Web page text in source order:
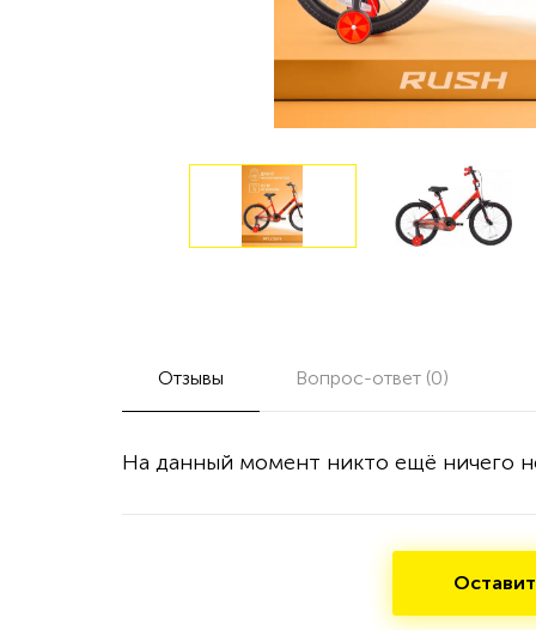
Отзывы Вопрос-ответ (0)
На данный момент никто ещё ничего